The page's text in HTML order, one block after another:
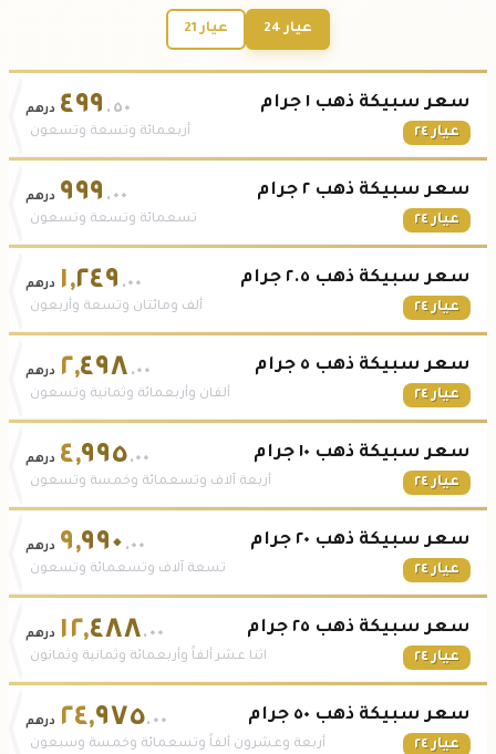
عيار 24 عيار 21
سعر سبيكة ذهب ١ جرام
عيار ٢٤
٤٩٩ .٥٠ درهم
أربعمائة وتسعة وتسعون
سعر سبيكة ذهب ٢ جرام
عيار ٢٤
٩٩٩ .٠٠ درهم
تسعمائة وتسعة وتسعون
سعر سبيكة ذهب ٢.٥ جرام
عيار ٢٤
١,٢٤٩ .٠٠ درهم
ألف ومائتان وتسعة وأربعون
سعر سبيكة ذهب ٥ جرام
عيار ٢٤
٢,٤٩٨ .٠٠ درهم
ألفان وأربعمائة وثمانية وتسعون
سعر سبيكة ذهب ١٠ جرام
عيار ٢٤
٤,٩٩٥.٠٠ درهم
أربعة آلاف وتسعمائة وخمسة وتسعون
سعر سبيكة ذهب ٢٠ جرام
عيار ٢٤
٩,٩٩٠ .٠٠ درهم
تسعة آلاف وتسعمائة وتسعون
سعر سبيكة ذهب ٢٥ جرام
عيار ٢٤
١٢,٤٨٨.٠٠ درهم
اثنا عشر ألفاً وأربعمائة وثمانية وثمانون
سعر سبيكة ذهب ٥٠ جرام
عيار ٢٤
٢٤,٩٧٥.٠٠ درهم
أربعة وعشرون ألفاً وتسعمائة وخمسة وسبعون